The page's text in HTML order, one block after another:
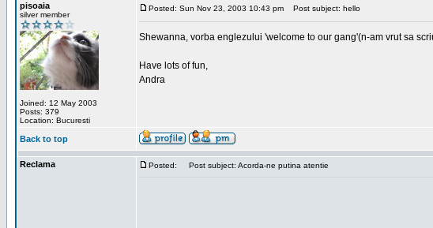
pisoaia
silver member
Joined: 12 May 2003
Posts: 379
Location: Bucuresti
Posted: Sun Nov 23, 2003 10:43 pm Post subject: hello
Shewanna, vorba englezului 'welcome to our gang'(n-am vrut sa
Have lots of fun,
Andra
Back to top
Reclama Posted: Post subject: Acorda-ne putina atentie